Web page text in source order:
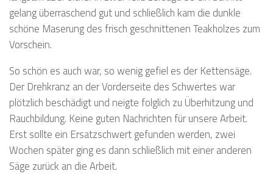
gelang überraschend gut und schließlich kam die dunkle
schöne Maserung des frisch geschnittenen Teakholzes zum
Vorschein.
So schön es auch war, so wenig gefiel es der Kettensäge.
Der Drehkranz an der Vorderseite des Schwertes war
plötzlich beschädigt und neigte folglich zu Überhitzung und
Rauchbildung. Keine guten Nachrichten für unsere Arbeit.
Erst sollte ein Ersatzschwert gefunden werden, zwei
Wochen später ging es dann schließlich mit einer anderen
Säge zurück an die Arbeit.